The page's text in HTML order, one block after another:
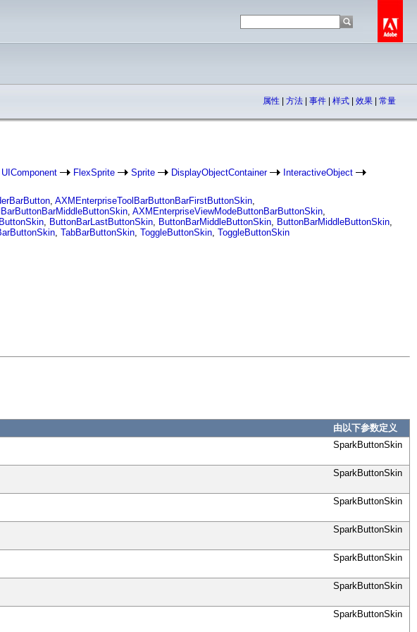
属性 方法 事件 样式 效果 常量
UIComponent FlexSprite Sprite DisplayObjectContainer
InteractiveObject
, AXMEnterpriseToolBarButtonBarFirstButtonSkin,
, AXMEnterpriseViewModeButtonBarButtonSkin,
, ButtonBarLastButtonSkin, ButtonBarMiddleButtonSkin, ButtonBarMiddleButtonSkin,
, TabBarButtonSkin, ToggleButtonSkin, ToggleButtonSkin
由以下参数定义
SparkButtonSkin
SparkButtonSkin
SparkButtonSkin
SparkButtonSkin
SparkButtonSkin
SparkButtonSkin
SparkButtonSkin